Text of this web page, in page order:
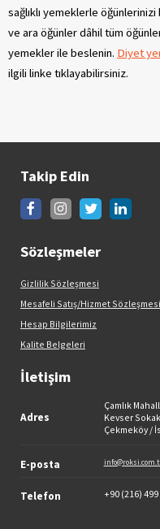
sağlıklı yemeklerle
ve ara öğünler dâhil tüm
yemekler ile beslenin. Diyet
ilgili linke tıklayabilirsiniz.
Takip Edin
Sözleşmeler
Gizlilik Sözleşmesi
Mesafeli Satış/Hizmet Sözleşmesi
Hesap Bilgilerimiz
Kalite Belgeleri
İletişim
Adres
Çamlık
Kevser
Çekmeköy /
E-posta
Telefon +90 (216)